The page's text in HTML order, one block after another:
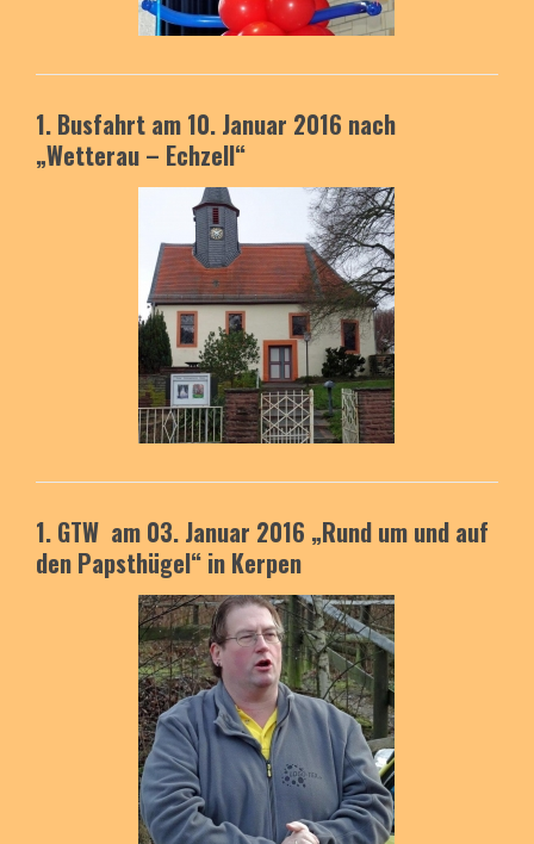
1. Busfahrt am 10. Januar 2016 nach
„Wetterau – Echzell“
1. GTW am 03. Januar 2016 „Rund um und auf
den Papsthügel“ in Kerpen